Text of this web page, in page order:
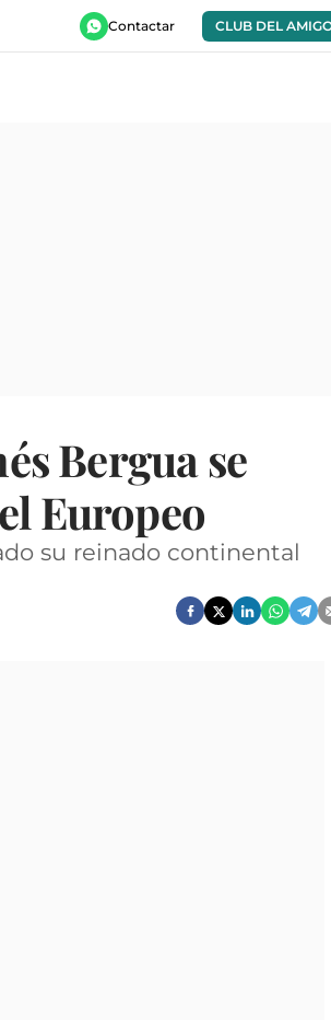
Contactar CLUB DEL
Bergua se
Europeo
su reinado continental